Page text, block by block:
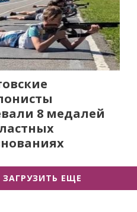
8 медалей
ЗАГРУЗИТЬ ЕЩЕ